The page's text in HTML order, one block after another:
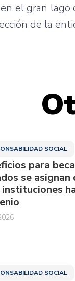
en elgran lago
de la
SOCIAL
para
se
instituciones
SOCIAL